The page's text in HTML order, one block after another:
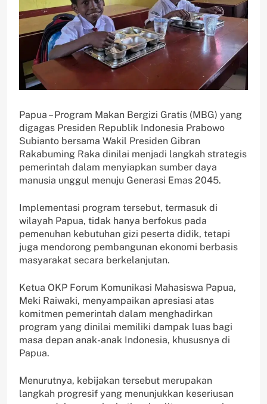
Papua – Program Makan Bergizi Gratis (MBG) yang
digagas Presiden Republik Indonesia Prabowo
Subianto bersama Wakil Presiden Gibran
Rakabuming Raka dinilai menjadi langkah strategis
pemerintah dalam menyiapkan sumber daya
manusia unggul menuju Generasi Emas 2045.
Implementasi program tersebut, termasuk di
wilayah Papua, tidak hanya berfokus pada
pemenuhan kebutuhan gizi peserta didik, tetapi
juga mendorong pembangunan ekonomi berbasis
masyarakat secara berkelanjutan.
Ketua OKP Forum Komunikasi Mahasiswa Papua,
Meki Raiwaki, menyampaikan apresiasi atas
komitmen pemerintah dalam menghadirkan
program yang dinilai memiliki dampak luas bagi
masa depan anak-anak Indonesia, khususnya di
Papua.
Menurutnya, kebijakan tersebut merupakan
langkah progresif yang menunjukkan keseriusan